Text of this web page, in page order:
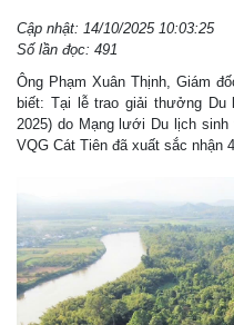
Cập nhật: 14/10/2025 10:03:25
Số lần đọc: 491
Ông Phạm Xuân Thịnh, Giám
biết: Tại lễ trao giải thưởng Du
2025) do Mạng lưới Du lịch
VQG Cát Tiên đã xuất sắc nhận